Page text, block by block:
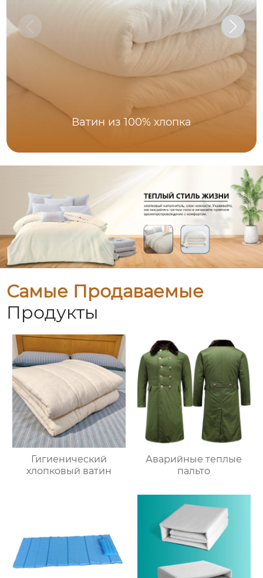
Ватин из 100% хлопка
Самые Продаваемые
Продукты
Гигиенический
хлопковый ватин
Аварийные теплые
пальто